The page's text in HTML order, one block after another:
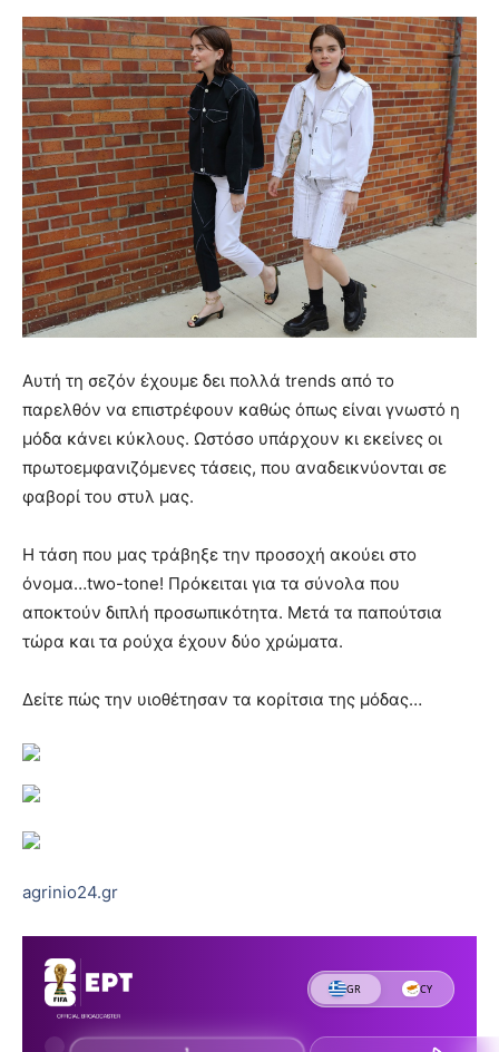
Αυτή τη σεζόν έχουμε δει πολλά trends από το
παρελθόν να επιστρέφουν καθώς όπως είναι γνωστό η
μόδα κάνει κύκλους. Ωστόσο υπάρχουν κι εκείνες oι
πρωτοεμφανιζόμενες τάσεις, που αναδεικνύονται σε
φαβορί του στυλ μας.
Η τάση που μας τράβηξε την προσοχή ακούει στο
όνομα…two-tone! Πρόκειται για τα σύνολα που
αποκτούν διπλή προσωπικότητα. Μετά τα παπούτσια
τώρα και τα ρούχα έχουν δύο χρώματα.
Δείτε πώς την υιοθέτησαν τα κορίτσια της μόδας…
agrinio24.gr